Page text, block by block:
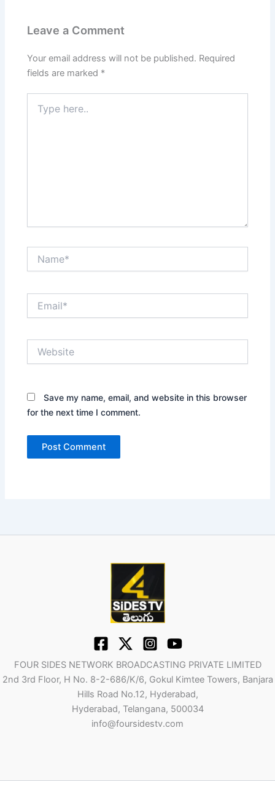
Leave a Comment
Your email address will not be published. Required
fields are marked *
here..
Save my name, email, and website in this browser
for the next time I comment.
FOUR SIDES NETWORK BROADCASTING PRIVATE LIMITED
2nd 3rd Floor, H No. 8-2-686/K/6, Gokul Kimtee Towers, Banjara
Hills Road No.12, Hyderabad,
Hyderabad, Telangana, 500034
info@foursidestv.com